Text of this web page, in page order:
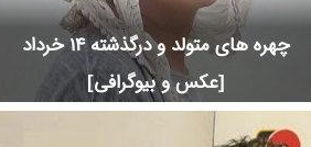
چهره های متولد و درگذشته 14 خرداد
[عکس و بیوگرافی]